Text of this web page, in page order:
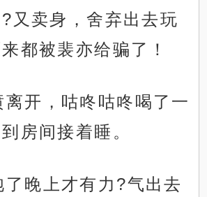
又卖身，舍弃出去玩
都被裴亦给骗了！
离开，咕咚咕咚喝了一
房间接着睡。
了晚上才有力?气出去